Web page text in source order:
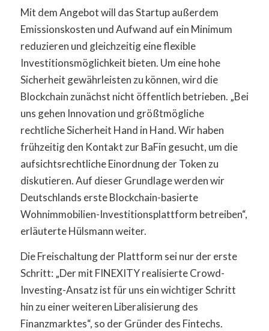
Mit dem Angebot will das Startup außerdem
Emissionskosten und Aufwand auf ein Minimum
reduzieren und gleichzeitig eine flexible
Investitionsmöglichkeit bieten. Um eine hohe
Sicherheit gewährleisten zu können, wird die
Blockchain zunächst nicht öffentlich betrieben. „Bei
uns gehen Innovation und größtmögliche
rechtliche Sicherheit Hand in Hand. Wir haben
frühzeitig den Kontakt zur BaFin gesucht, um die
aufsichtsrechtliche Einordnung der Token zu
diskutieren. Auf dieser Grundlage werden wir
Deutschlands erste Blockchain-basierte
Wohnimmobilien-Investitionsplattform betreiben“,
erläuterte Hülsmann weiter.
Die Freischaltung der Plattform sei nur der erste
Schritt: „Der mit FINEXITY realisierte Crowd-
Investing-Ansatz ist für uns ein wichtiger Schritt
hin zu einer weiteren Liberalisierung des
Finanzmarktes“, so der Gründer des Fintechs.